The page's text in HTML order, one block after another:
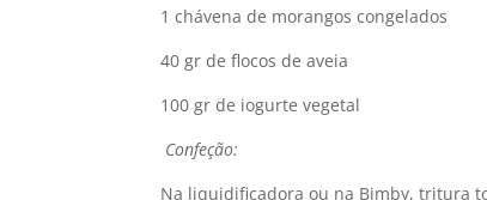
1 chávena de morangos congelados
40 gr de flocos de aveia
100 gr de iogurte vegetal
Confeção:
Na liquidificadora ou na Bimby, tritura